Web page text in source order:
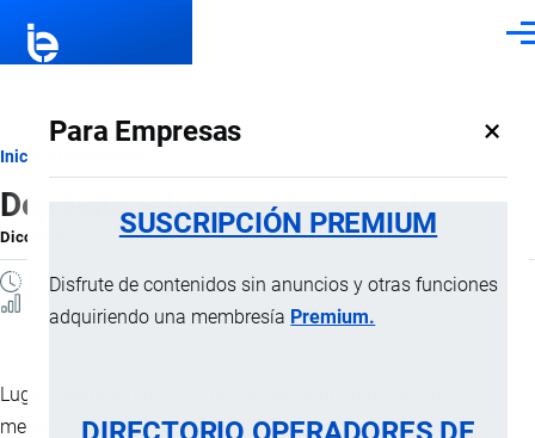
Para Empresas ×
SUSCRIPCIÓN PREMIUM
Disfrute de contenidos sin anuncios y otras funciones
adquiriendo una membresía Premium.
Ruta
de
navegación
Inicio
Depósito aduanero temporal
Diccionario porImportaciones …, 8 Septiembre, 2024
1 MINUTO
Lugar habilitado para el almacenamiento temporal de
mercancías bajo control de la aduana, en espera de la